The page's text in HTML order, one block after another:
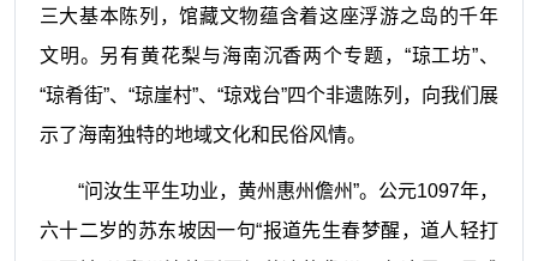
三大基本陈列，馆藏文物蕴含着这座浮游之岛的千年
文明。另有黄花梨与海南沉香两个专题，“琼工坊”、
“琼肴街”、“琼崖村”、“琼戏台”四个非遗陈列，向我们展
示了海南独特的地域文化和民俗风情。
“问汝生平生功业，黄州惠州儋州”。公元1097年，
六十二岁的苏东坡因一句“报道先生春梦醒，道人轻打